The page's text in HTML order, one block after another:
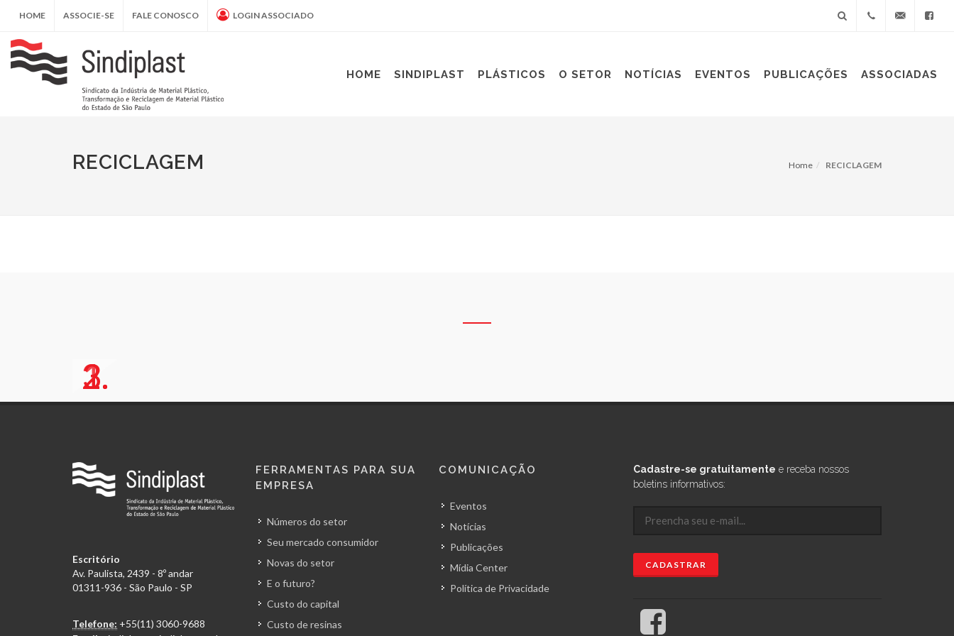
HOME ASSOCIE-SE FALE CONOSCO LOGIN ASSOCIADO
3060-
HOME SINDIPLAST PLÁSTICOS O SETOR NOTÍCIAS EVENTOS PUBLICAÇÕES ASSOCIADAS
RECICLAGEM Home RECICLAGEM
1.
2.
3.
Escritório
Av. Paulista, 2439 - 8º andar
01311-936 - São Paulo - SP
Telefone: +55(11) 3060-9688
FERRAMENTAS PARA SUA
EMPRESA
Números do setor
Seu mercado consumidor
Novas do setor
E o futuro?
Custo do capital
Custo de resinas
COMUNICAÇÃO
Eventos
Notícias
Publicações
Mídia Center
Política de Privacidade
Cadastre-se gratuitamente e receba nossos
boletins informativos: